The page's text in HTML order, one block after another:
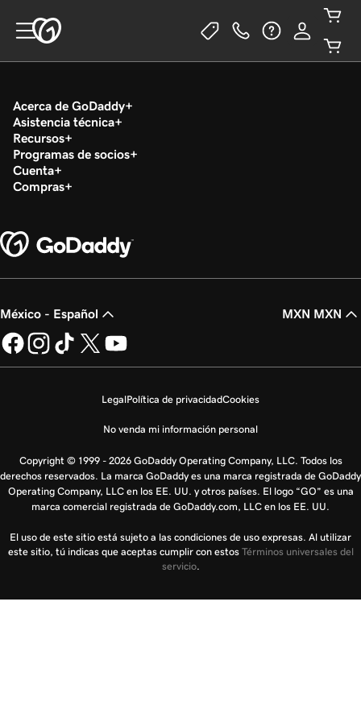
Acerca de GoDaddy
Asistencia técnica
Recursos
Programas de socios
Cuenta
Compras
México - Español MXN MXN
LegalPolítica de privacidadCookies
No venda mi información personal
Copyright © 1999 - 2026 GoDaddy Operating Company, LLC. Todos los
derechos reservados. La marca GoDaddy es una marca registrada de GoDaddy
Operating Company, LLC en los EE. UU. y otros países. El logo “GO” es una
marca comercial registrada de GoDaddy.com, LLC en los EE. UU.
El uso de este sitio está sujeto a las condiciones de uso expresas. Al utilizar
este sitio, tú indicas que aceptas cumplir con estos Términos universales del
servicio.